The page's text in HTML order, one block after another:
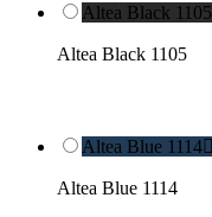
Altea Black 1105
Altea Black 1105
Altea Blue 1114
Altea Blue 1114